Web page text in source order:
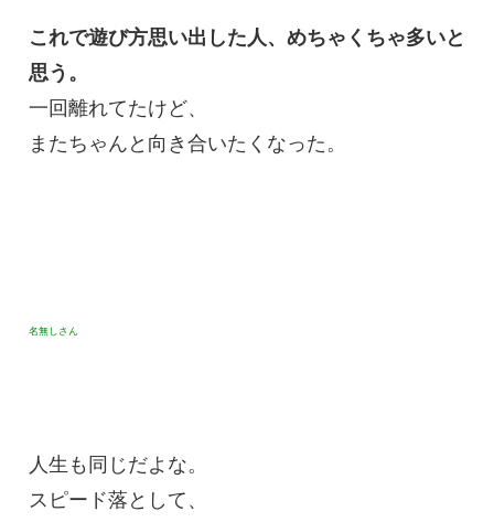
これで遊び方思い出した人、めちゃくちゃ多いと
思う。
一回離れてたけど、
またちゃんと向き合いたくなった。
名無しさん
人生も同じだよな。
スピード落として、